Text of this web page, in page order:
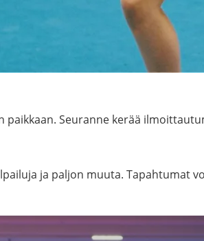
Seuranne kerää
ja paljon muuta. Tapahtumat